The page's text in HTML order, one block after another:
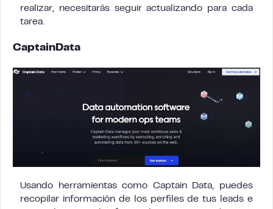
realizar, necesitarás seguir actualizando para cada
tarea.
CaptainData
Usando herramientas como Captain Data, puedes
recopilar información de los perfiles de tus leads e